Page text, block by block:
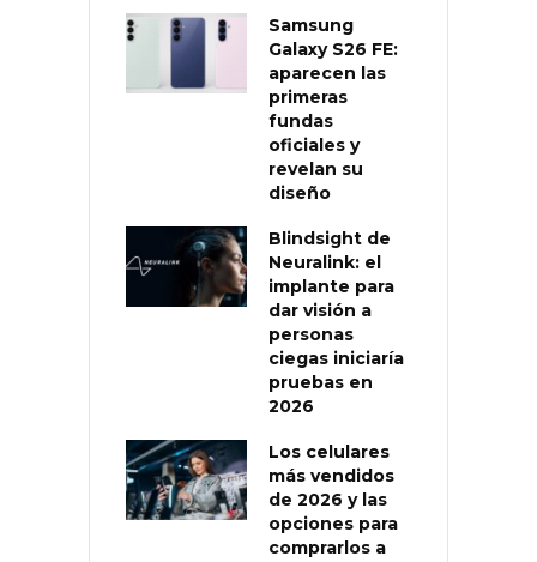
Samsung
Galaxy S26 FE:
aparecen las
primeras
fundas
oficiales y
revelan su
diseño
Blindsight de
Neuralink: el
implante para
dar visión a
personas
ciegas iniciaría
pruebas en
2026
Los celulares
más vendidos
de 2026 y las
opciones para
comprarlos a